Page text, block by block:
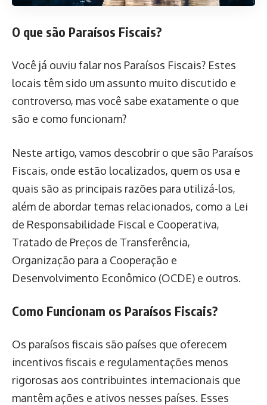
O que são Paraísos Fiscais?
Você já ouviu falar nos Paraísos Fiscais? Estes
locais têm sido um assunto muito discutido e
controverso, mas você sabe exatamente o que
são e como funcionam?
Neste artigo, vamos descobrir o que são Paraísos
Fiscais, onde estão localizados, quem os usa e
quais são as principais razões para utilizá-los,
além de abordar temas relacionados, como a Lei
de Responsabilidade Fiscal e Cooperativa,
Tratado de Preços de Transferência,
Organização para a Cooperação e
Desenvolvimento Econômico (OCDE) e outros.
Como Funcionam os Paraísos Fiscais?
Os paraísos fiscais são países que oferecem
incentivos fiscais e regulamentações menos
rigorosas aos contribuintes internacionais que
mantêm ações e ativos nesses países. Esses